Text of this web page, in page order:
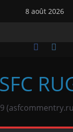
8 août 2026